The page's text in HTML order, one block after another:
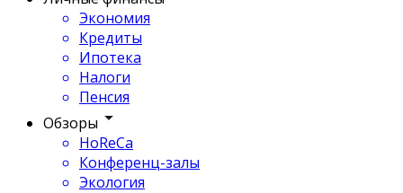
Экономия
Кредиты
Ипотека
Налоги
Пенсия
Обзоры
HoReCa
Конференц-залы
Экология